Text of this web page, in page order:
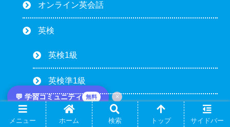
💬 学習コミュニティ 無料 ×
オンライン英会話
英検
英検1級
英検準1級
英検2級
メニュー ホーム 検索 トップ サイドバー